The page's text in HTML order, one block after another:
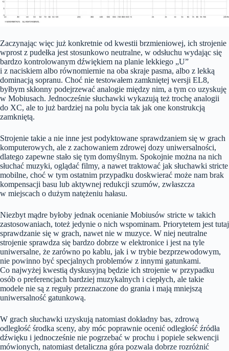
Zaczynając więc już konkretnie od kwestii brzmieniowej, ich strojenie
wprost z pudełka jest stosunkowo neutralne, w odsłuchu wydając się
bardzo kontrolowanym dźwiękiem na planie lekkiego „U”
i z naciskiem albo równomiernie na oba skraje pasma, albo z lekką
dominacją sopranu. Choć nie testowałem zamkniętej wersji EL8,
byłbym skłonny podejrzewać analogie między nim, a tym co uzyskuję
w Mobiusach. Jednocześnie słuchawki wykazują też trochę analogii
do XC, ale to już bardziej na polu bycia tak jak one konstrukcją
zamkniętą.
Strojenie takie a nie inne jest podyktowane sprawdzaniem się w grach
komputerowych, ale z zachowaniem zdrowej dozy uniwersalności,
dlatego zapewne stało się tym domyślnym. Spokojnie można na nich
słuchać muzyki, oglądać filmy, a nawet traktować jak słuchawki stricte
mobilne, choć w tym ostatnim przypadku doskwierać może nam brak
kompensacji basu lub aktywnej redukcji szumów, zwłaszcza
w miejscach o dużym natężeniu hałasu.
Niezbyt mądre byłoby jednak ocenianie Mobiusów stricte w takich
zastosowaniach, toteż jedynie o nich wspominam. Priorytetem jest tutaj
sprawdzanie się w grach, nawet nie w muzyce. W niej neutralne
strojenie sprawdza się bardzo dobrze w elektronice i jest na tyle
uniwersalne, że zarówno po kablu, jak i w trybie bezprzewodowym,
nie powinno być specjalnych problemów z innymi gatunkami.
Co najwyżej kwestią dyskusyjną będzie ich strojenie w przypadku
osób o preferencjach bardziej muzykalnych i ciepłych, ale takie
modele nie są z reguły przeznaczone do grania i mają mniejszą
uniwersalność gatunkową.
W grach słuchawki uzyskują natomiast dokładny bas, zdrową
odległość środka sceny, aby móc poprawnie ocenić odległość źródła
dźwięku i jednocześnie nie pogrzebać w prochu i popiele sekwencji
mówionych, natomiast detaliczna góra pozwala dobrze rozróżnić